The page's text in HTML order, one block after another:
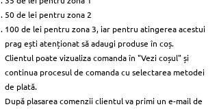
50 de lei pentru zona 2
100 de lei pentru zona 3, iar pentru atingerea acestui
prag ești atenționat să adaugi produse în coș.
Clientul poate vizualiza comanda în "Vezi coșul" și
continua procesul de comanda cu selectarea metodei
de plată.
După plasarea comenzii clientul va primi un e-mail de